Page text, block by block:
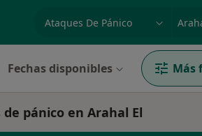
especialidad, enfermedad o
Fechas disponibles Más
pánico en Arahal El